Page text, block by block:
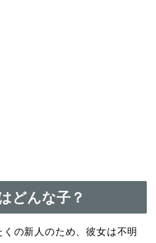
どんな子？
の新人のため、彼女は不明